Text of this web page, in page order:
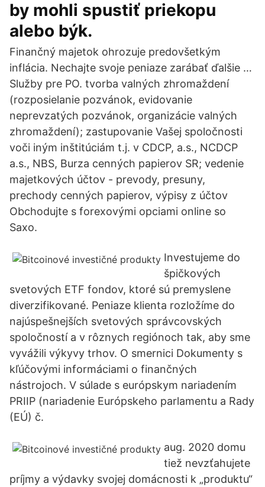
by mohli spustiť priekopu
alebo býk.
Finančný majetok ohrozuje predovšetkým
inflácia. Nechajte svoje peniaze zarábať ďalšie …
Služby pre PO. tvorba valných zhromaždení
(rozposielanie pozvánok, evidovanie
neprevzatých pozvánok, organizácie valných
zhromaždení); zastupovanie Vašej spoločnosti
voči iným inštitúciám t.j. v CDCP, a.s., NCDCP
a.s., NBS, Burza cenných papierov SR; vedenie
majetkových účtov - prevody, presuny,
prechody cenných papierov, výpisy z účtov
Obchodujte s forexovými opciami online so
Saxo.
Investujeme do
špičkových
svetových ETF fondov, ktoré sú premyslene
diverzifikované. Peniaze klienta rozložíme do
najúspešnejších svetových správcovských
spoločností a v rôznych regiónoch tak, aby sme
vyvážili výkyvy trhov. O smernici Dokumenty s
kľúčovými informáciami o finančných
nástrojoch. V súlade s európskym nariadením
PRIIP (nariadenie Európskeho parlamentu a Rady
(EÚ) č.
aug. 2020 domu
tiež nevzťahujete
príjmy a výdavky svojej domácnosti k „produktu“